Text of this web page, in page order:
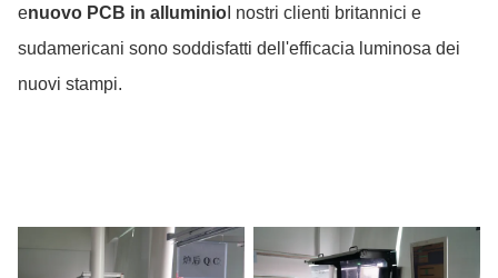
enuovo PCB in alluminio I nostri clienti britannici e
sudamericani sono soddisfatti dell'efficacia luminosa dei
nuovi stampi.